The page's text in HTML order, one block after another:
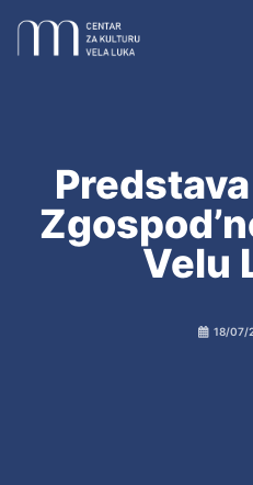
Centar za kulturu Vela Luka
Velu
18/07/